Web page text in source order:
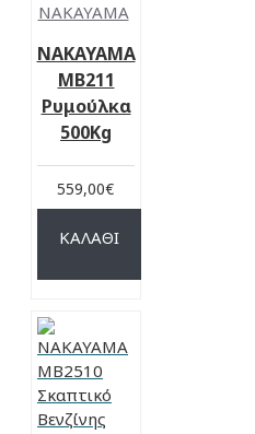
NAKAYAMA
NAKAYAMA
MB211
Ρυμούλκα
500Kg
559,00€
ΚΑΛΆΘΙ